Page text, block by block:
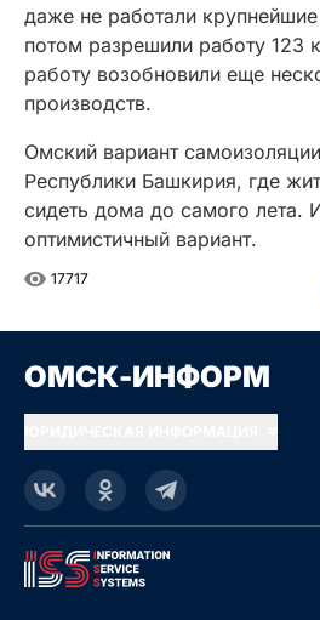
даже не работали
потом разрешили работу 123
работу возобновили еще
производств.
Омский вариант
Республики Башкирия, где
сидеть дома до самого лета.
оптимистичный вариант.
17717
ОМСК-ИНФОРМ